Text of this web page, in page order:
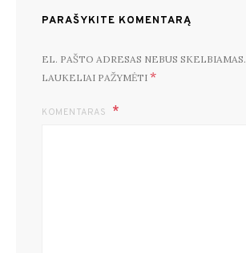
PARAŠYKITE KOMENTARĄ
EL. PAŠTO ADRESAS NEBUS SKELBIAMAS.
LAUKELIAI PAŽYMĖTI *
KOMENTARAS